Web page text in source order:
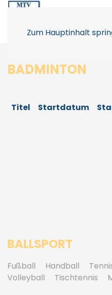
Zum Hauptinhalt
BADMINTON
Titel Startdatum
BALLSPORT
Fußball Handball
Volleyball
Tischtennis